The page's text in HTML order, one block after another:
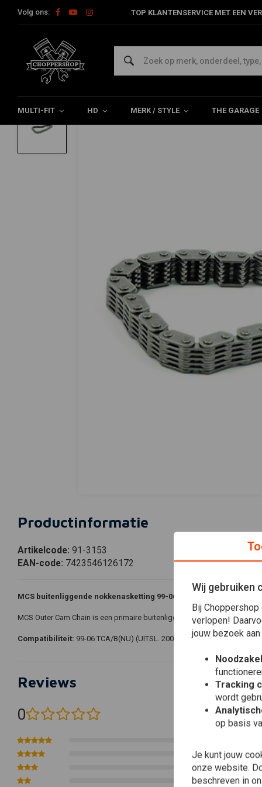
Volg ons: TOP KLANTENSERVICE MET EEN
MULTI-FIT HD MERK / STYLE THE GARAGE
Home HD Harley onderhoud Cam / Lifter & Rocker-
MCS
Buitenste Nokkenketting | 99-06
Productinformatie
Artikelcode: 91-3153
EAN-code: 7423546126172
MCS buitenliggende nokkenasketting 99-06 Twin Cam
MCS Outer Cam Chain is een primaire buitenliggende nokkenasketting
Compatibiliteit: 99-06 TCA/B(NU) (UITSL. 2006 DYNA)
Reviews
0 (0 beoordelingen)
0
0
0
Wij gebruiken
Bij
verlopen!
jouw bezoek
Tracking
wordt
op basis
Je kunt jouw
onze website.
beschreven in